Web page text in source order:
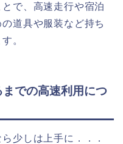
で、高速走行や宿泊
道具や服装など持ち
。
での高速利用につ
少しは上手に．．．